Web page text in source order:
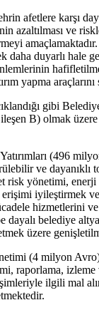
afetlere karşı
azaltılması ve
daha duyarlı hale
yapma araçlarını
gibi
B) olmak
(496
ve dayanıklı
risk yönetimi,
iyileştirmek
hizmetlerini ve
belediye
üzere
(4 milyon
raporlama,
ilgili mal